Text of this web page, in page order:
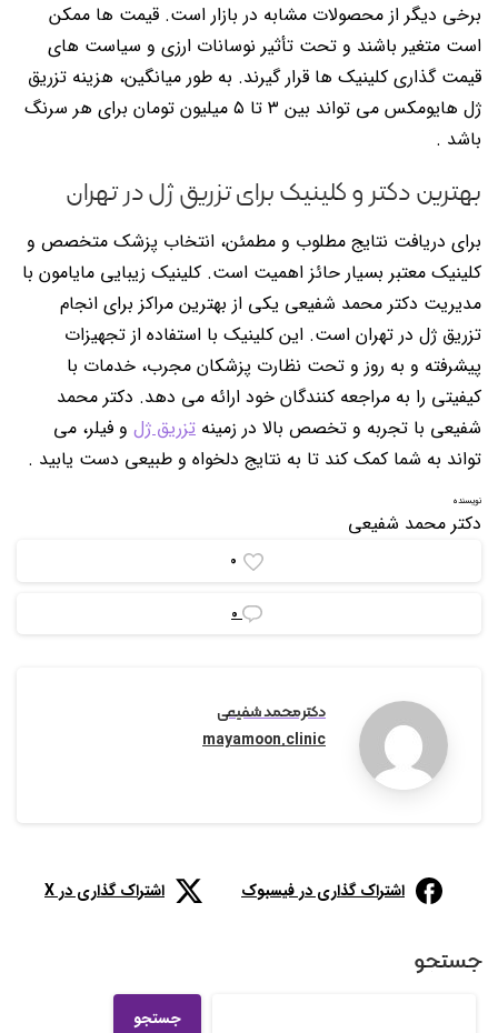
برخی دیگر از محصولات مشابه در بازار است. قیمت ها ممکن
است متغیر باشند و تحت تأثیر نوسانات ارزی و سیاست های
قیمت گذاری کلینیک ها قرار گیرند. به طور میانگین، هزینه تزریق
ژل هایومکس می تواند بین ۳ تا ۵ میلیون تومان برای هر سرنگ
باشد .
بهترین دکتر و کلینیک برای تزریق ژل در تهران
برای دریافت نتایج مطلوب و مطمئن، انتخاب پزشک متخصص و
کلینیک معتبر بسیار حائز اهمیت است. کلینیک زیبایی مایامون با
مدیریت دکتر محمد شفیعی یکی از بهترین مراکز برای انجام
تزریق ژل در تهران است. این کلینیک با استفاده از تجهیزات
پیشرفته و به روز و تحت نظارت پزشکان مجرب، خدمات با
کیفیتی را به مراجعه کنندگان خود ارائه می دهد. دکتر محمد
شفیعی با تجربه و تخصص بالا در زمینه تزریق ژل و فیلر، می
تواند به شما کمک کند تا به نتایج دلخواه و طبیعی دست یابید .
نویسنده
دکتر محمد شفیعی
0
0
دکتر محمد شفیعی
mayamoon.clinic
اشتراک گذاری در فیسبوک اشتراک گذاری در X
جستجو
جستجو